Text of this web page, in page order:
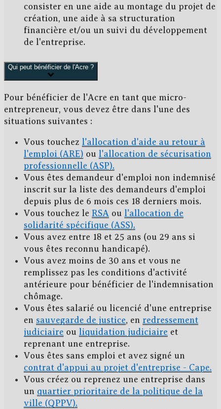
consister en une aide au montage du projet de
création, une aide à sa structuration
financière et/ou un suivi du développement
de l'entreprise.
Qui peut bénéficier de l'Acre ?
Pour bénéficier de l'Acre en tant que micro-
entrepreneur, vous devez être dans l'une des
situations suivantes :
Vous touchez l'allocation d'aide au retour à
l'emploi (ARE) ou l'allocation de sécurisation
professionnelle (ASP).
Vous êtes demandeur d'emploi non indemnisé
inscrit sur la liste des demandeurs d'emploi
depuis plus de 6 mois ces 18 derniers mois.
Vous touchez le RSA ou l'allocation de
solidarité spécifique (ASS).
Vous avez entre 18 et 25 ans (ou 29 ans si
vous êtes reconnu handicapé).
Vous avez moins de 30 ans et vous ne
remplissez pas les conditions d'activité
antérieure pour bénéficier de l'indemnisation
chômage.
Vous êtes salarié ou licencié d'une entreprise
en sauvegarde de justice, en redressement
judiciaire ou liquidation judiciaire et
reprenant une entreprise.
Vous êtes sans emploi et avez signé un
contrat d'appui au projet d'entreprise - Cape.
Vous créez ou reprenez une entreprise dans
un quartier prioritaire de la politique de la
ville (QPPV).